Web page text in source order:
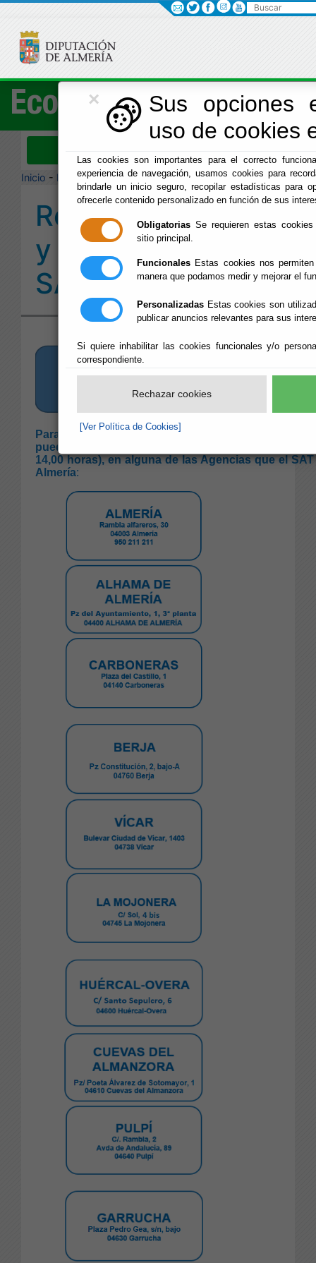
×
Sus opciones
uso de cookies
Las cookies son importantes para el correcto
experiencia de navegación, usamos cookies para
brindarle un inicio seguro, recopilar estadísticas para
ofrecerle contenido personalizado en función de sus
Obligatorias Se requieren estas
sitio principal.
Funcionales Estas cookies nos
manera que podamos medir y mejorar el
Personalizadas Estas cookies son
publicar anuncios relevantes para sus
Si quiere inhabilitar las cookies funcionales y/o
correspondiente.
Rechazar cookies
[Ver Política de Cookies]
Economía
Inicio - Hacienda - Red de Agencias y Oficinas del SAT
Red de Agencias
y Oficinas del
SAT
Para la Gestión Tributaria, Recaudación e
puede encontrarnos, en horario de atención al
14,00 horas), en alguna de las Agencias que el
Almería:
Buscar